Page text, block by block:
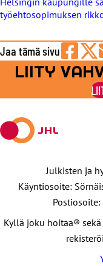
työehtosopimuksen
Jaa tämä sivu
Jaa
Jaa
X:ssä
LIITY
Julkisten ja
Käyntiosoite:
Kyllä joku hoitaa®